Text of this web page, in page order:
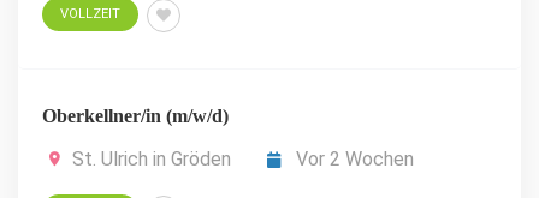
VOLLZEIT
Oberkellner/in (m/w/d)
St. Ulrich in Gröden Vor 2 Wochen